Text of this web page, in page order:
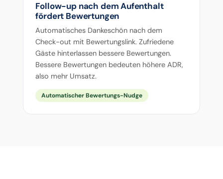
Follow-up nach dem Aufenthalt
fördert Bewertungen
Automatisches Dankeschön nach dem
Check-out mit Bewertungslink. Zufriedene
Gäste hinterlassen bessere Bewertungen.
Bessere Bewertungen bedeuten höhere ADR,
also mehr Umsatz.
Automatischer Bewertungs-Nudge